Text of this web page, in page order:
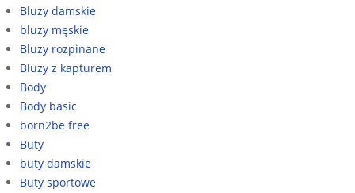
Bluzy damskie
bluzy męskie
Bluzy rozpinane
Bluzy z kapturem
Body
Body basic
born2be free
Buty
buty damskie
Buty sportowe